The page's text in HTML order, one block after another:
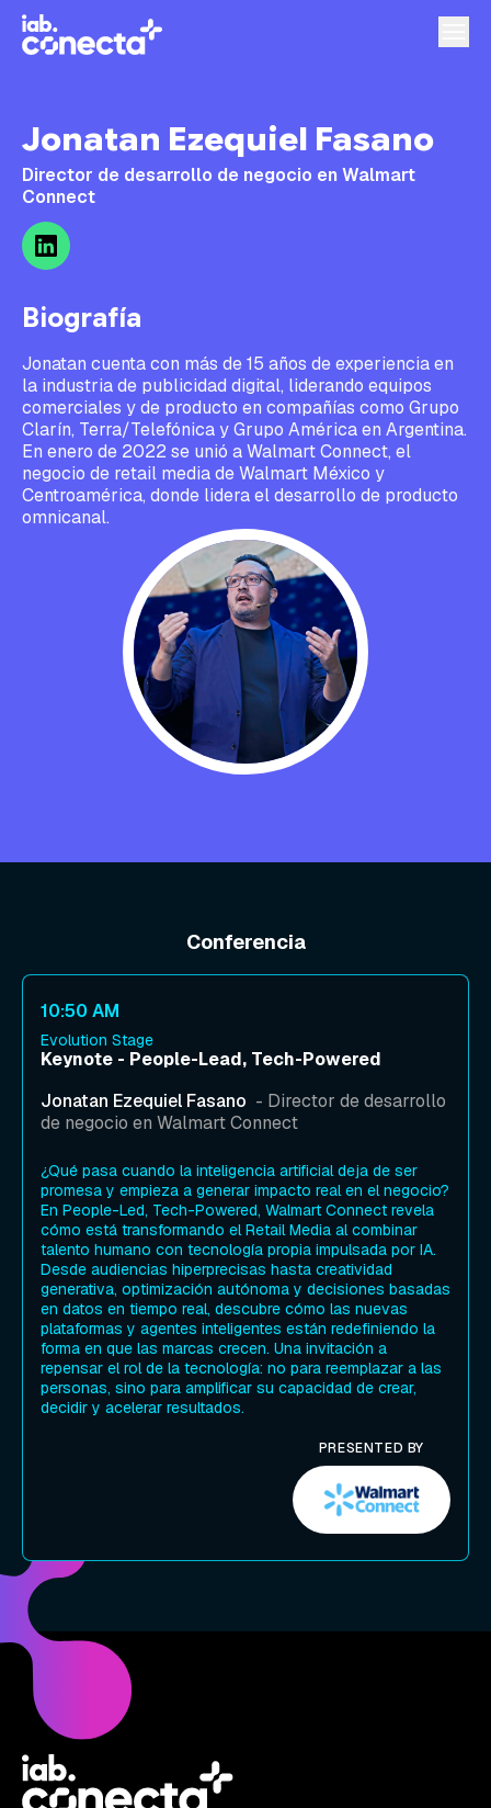
Jonatan Ezequiel Fasano
Director de desarrollo de negocio en Walmart
Connect
Biografía
Jonatan cuenta con más de 15 años de experiencia en
la industria de publicidad digital, liderando equipos
comerciales y de producto en compañías como Grupo
Clarín, Terra/Telefónica y Grupo América en Argentina.
En enero de 2022 se unió a Walmart Connect, el
negocio de retail media de Walmart México y
Centroamérica, donde lidera el desarrollo de producto
omnicanal.
Conferencia
10:50 AM
Evolution Stage
Keynote - People-Lead, Tech-Powered
Jonatan Ezequiel Fasano - Director de desarrollo
de negocio en Walmart Connect
¿Qué pasa cuando la inteligencia artificial deja de ser
promesa y empieza a generar impacto real en el negocio?
En People-Led, Tech-Powered, Walmart Connect revela
cómo está transformando el Retail Media al combinar
talento humano con tecnología propia impulsada por IA.
Desde audiencias hiperprecisas hasta creatividad
generativa, optimización autónoma y decisiones basadas
en datos en tiempo real, descubre cómo las nuevas
plataformas y agentes inteligentes están redefiniendo la
forma en que las marcas crecen. Una invitación a
repensar el rol de la tecnología: no para reemplazar a las
personas, sino para amplificar su capacidad de crear,
decidir y acelerar resultados.
PRESENTED BY